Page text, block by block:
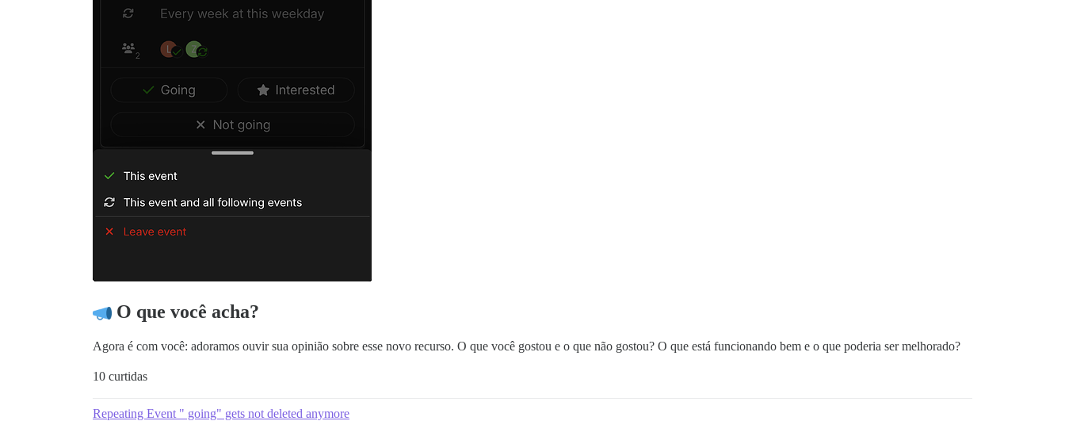
O que você acha?
Agora é com você: adoramos ouvir sua opinião sobre esse novo recurso. O que você gostou e o que não gostou? O que está funcionando bem e o que poderia ser melhorado?
10 curtidas
Repeating Event " going" gets not deleted anymore